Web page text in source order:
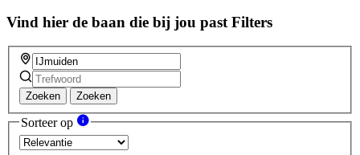
Vind hier de baan die bij jou past Filters
Zoeken Zoeken
Sorteer op